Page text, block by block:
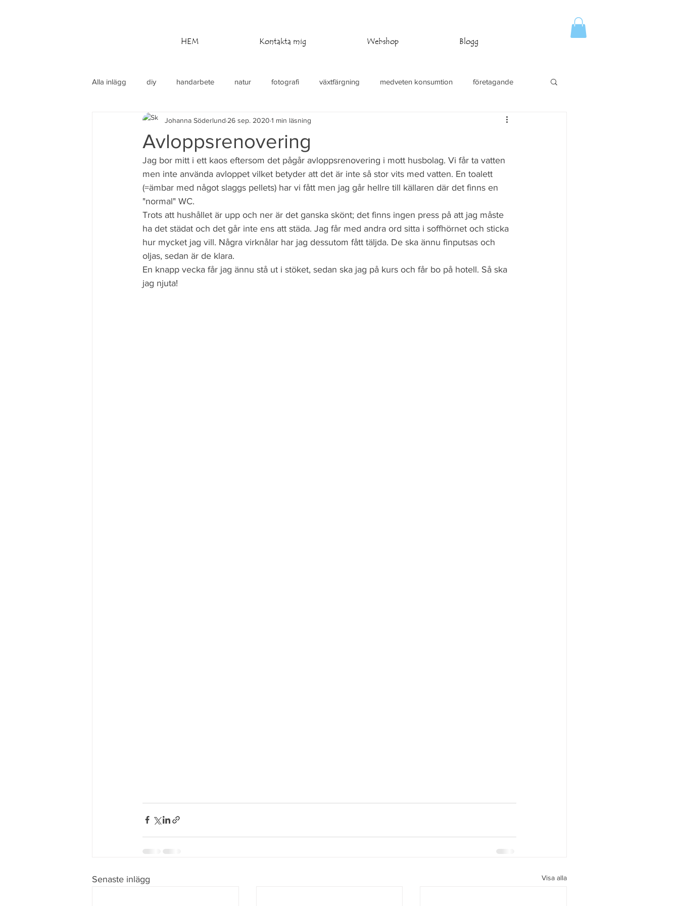
HEM Kontakta mig Webshop Blogg
Alla inlägg diy handarbete natur fotografi växtfärgning medveten konsumtion företagande
Din community Mat stickning virkning
Avloppsrenovering
Johanna Söderlund 26 sep. 2020 1 min läsning
Jag bor mitt i ett kaos eftersom det pågår avloppsrenovering i mott husbolag. Vi får ta vatten
men inte använda avloppet vilket betyder att det är inte så stor vits med vatten. En toalett
(=ämbar med något slaggs pellets) har vi fått men jag går hellre till källaren där det finns en
"normal" WC.
Trots att hushållet är upp och ner är det ganska skönt; det finns ingen press på att jag måste
ha det städat och det går inte ens att städa. Jag får med andra ord sitta i soffhörnet och sticka
hur mycket jag vill. Några virknålar har jag dessutom fått täljda. De ska ännu finputsas och
oljas, sedan är de klara.
En knapp vecka får jag ännu stå ut i stöket, sedan ska jag på kurs och får bo på hotell. Så ska
jag njuta!
Senaste inlägg Visa alla